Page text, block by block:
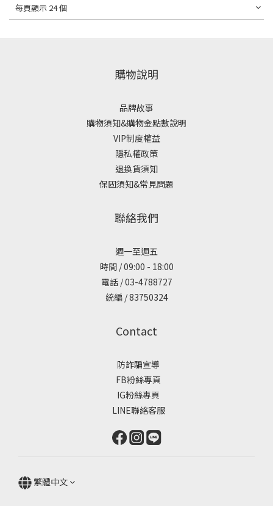
每頁顯示 24 個
購物說明
品牌故事
購物須知&購物金點數說明
VIP制度權益
隱私權政策
退換貨須知
保固須知&常見問題
聯絡我們
週一至週五
時間 / 09:00 - 18:00
電話 / 03-4788727
統編 / 83750324
Contact
防詐騙宣導
FB粉絲專頁
IG粉絲專頁
LINE聯絡客服
繁體中文